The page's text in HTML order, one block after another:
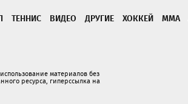
ТЕННИС ВИДЕО ДРУГИЕ ХОККЕЙ ММА
материалов без
ресурса, гиперссылка на